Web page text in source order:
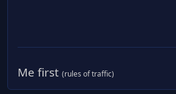
Me first (rules of traffic)